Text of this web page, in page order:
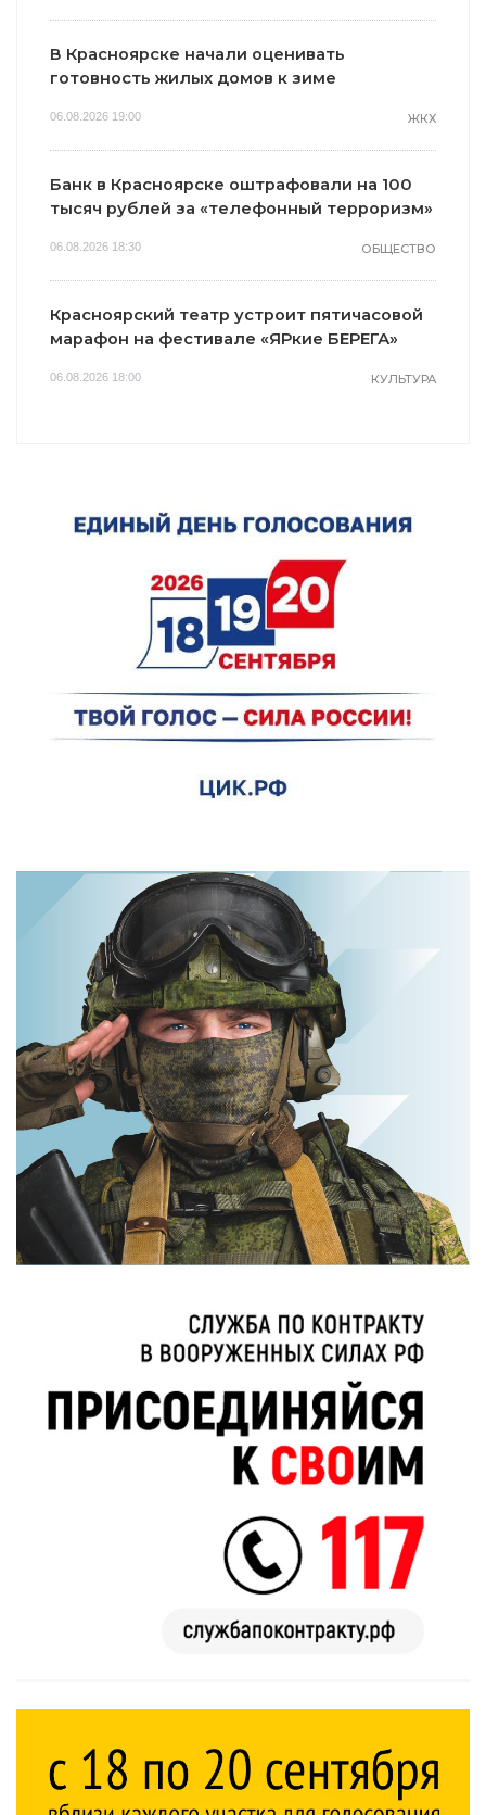
В Красноярске начали оценивать
готовность жилых домов к зиме
06.08.2026 19:00 ЖКХ
Банк в Красноярске оштрафовали на 100
тысяч рублей за «телефонный терроризм»
06.08.2026 18:30 ОБЩЕСТВО
Красноярский театр устроит пятичасовой
марафон на фестивале «ЯРкие БЕРЕГА»
06.08.2026 18:00 КУЛЬТУРА